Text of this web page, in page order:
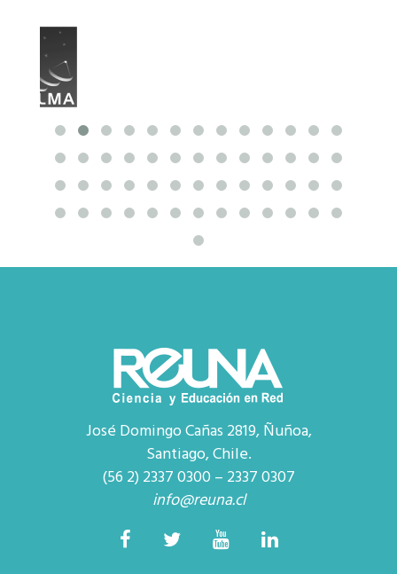
José Domingo Cañas 2819, Ñuñoa,
Santiago, Chile.
(56 2) 2337 0300 – 2337 0307
info@reuna.cl